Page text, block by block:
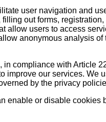
user navigation and
out forms,
allow users to access
anonymous analysis
compliance with Article
improve our services.
by the privacy
enable or disable cookies